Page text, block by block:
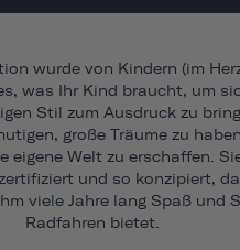
wurde von Kindern (im
was Ihr Kind braucht, um
Stil zum Ausdruck zu
große Träume zu
eigene Welt zu erschaffen.
und so konzipiert,
viele Jahre lang Spaß und
Radfahren bietet.